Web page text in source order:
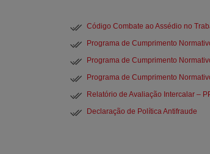
Código Combate ao Assédio no
Programa de Cumprimento
Programa de Cumprimento
Programa de Cumprimento
Relatório de Avaliação Intercalar –
Declaração de Política Antifraude